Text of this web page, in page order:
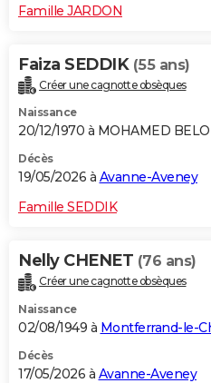
Famille JARDON
Faiza SEDDIK (55 ans)
Créer une cagnotte obsèques
Naissance
20/12/1970 à MOHAMED
Décès
19/05/2026 à Avanne-Aveney
Famille SEDDIK
Nelly CHENET (76 ans)
Créer une cagnotte obsèques
Naissance
02/08/1949 à Montferrand-le-
Décès
17/05/2026 à Avanne-Aveney